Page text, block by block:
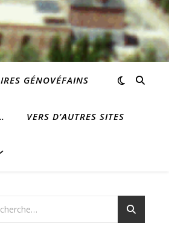
GÉNOVÉFAINS
VERS D’AUTRES SITES